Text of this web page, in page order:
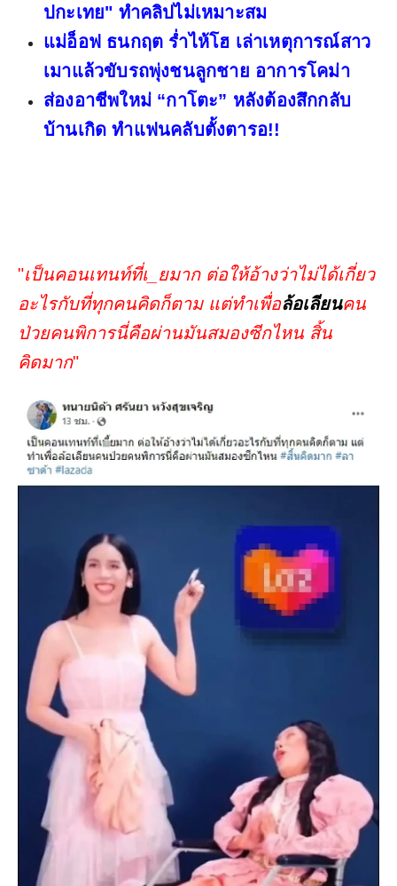
ปกะเทย" ทำคลิปไม่เหมาะสม
แม่อ็อฟ ธนกฤต ร่ำไห้โฮ เล่าเหตุการณ์สาว
เมาแล้วขับรถพุ่งชนลูกชาย อาการโคม่า
ส่องอาชีพใหม่ ​“กาโตะ” หลังต้องสึกกลับ
บ้านเกิด ทำแฟนคลับตั้งตารอ!!
"เป็นคอนเทนท์ที่เ_ยมาก ต่อให้อ้างว่าไม่ได้เกี่ยว
อะไรกับที่ทุกคนคิดก็ตาม แต่ทำเพื่อล้อเลียนคน
ป่วยคนพิการนี่คือผ่านมันสมองซีกไหน สิ้น
คิดมาก"